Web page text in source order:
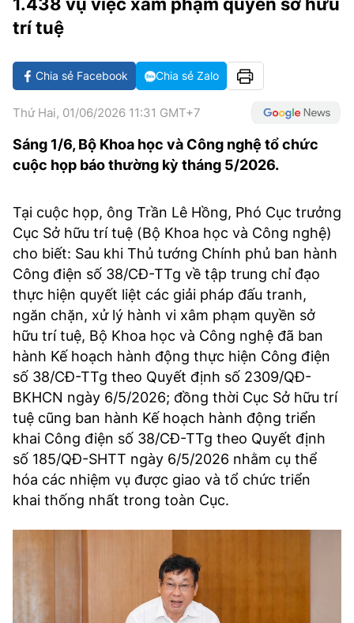
GOLF
CÁC CÚP CHÂU ÂU
BẢNG XẾP HẠNG
VĂN HÓA
GIẢI TRÍ
DIỄN ĐÀN
CÔNG NGHIỆP VĂN HÓA
NHỊP ĐẬP SỨC KHỎE
X-QUANG TIN ĐỒN
VIẾT LẠI ƯỚC MƠ
GIẢI TRÍ
PHIM
ÂM NHẠC
KBIZ
DU LỊCH
TIN TỨC
ĐIỂM ĐẾN
ẨM THỰC
TƯ VẤN
THẾ GIỚI SAO
HIGHTECH
TIÊU ĐIỂM - SPOTLIGHT
BẠN CẦN BIẾT
INFOGRAPHIC
E-MAGAZINE
ẢNH
BÁO GIẤY
TRA CỨU PHƯỜNG XÃ
CỐNG HIẾN
BÙI XUÂN PHÁI
TIỆN ÍCH
LIÊN HỆ QUẢNG CÁO
Hotline: 0981.119.189
Điện thoại: 024.38254756
trí tuệ
Chia sẻ Facebook Chia sẻ Zalo
Thứ Hai, 01/06/2026 11:31 GMT+7
Sáng 1/6, Bộ Khoa học và Công nghệ tổ chức
cuộc họp báo thường kỳ tháng 5/2026.
Tại cuộc họp, ông Trần Lê Hồng, Phó Cục trưởng
Cục Sở hữu trí tuệ (Bộ Khoa học và Công nghệ)
cho biết: Sau khi Thủ tướng Chính phủ ban hành
Công điện số 38/CĐ-TTg về tập trung chỉ đạo
thực hiện quyết liệt các giải pháp đấu tranh,
ngăn chặn, xử lý hành vi xâm phạm quyền sở
hữu trí tuệ, Bộ Khoa học và Công nghệ đã ban
hành Kế hoạch hành động thực hiện Công điện
số 38/CĐ-TTg theo Quyết định số 2309/QĐ-
BKHCN ngày 6/5/2026; đồng thời Cục Sở hữu trí
tuệ cũng ban hành Kế hoạch hành động triển
khai Công điện số 38/CĐ-TTg theo Quyết định
số 185/QĐ-SHTT ngày 6/5/2026 nhằm cụ thể
hóa các nhiệm vụ được giao và tổ chức triển
khai thống nhất trong toàn Cục.